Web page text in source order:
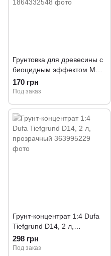
Грунтовка для древесины с
биоцидным эффектом MGF
Aqua Ваse M 400, 0,75 л,
бесцветный, матовый
170 грн
Под заказ
Грунт-концентрат 1:4 Dufa
Tiefgrund D14, 2 л,
прозрачный
298 грн
Под заказ